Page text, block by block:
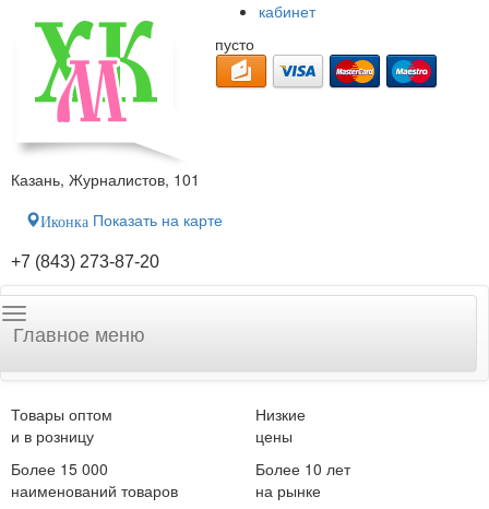
кабинет
пусто
Казань, Журналистов, 101
Иконка Показать на карте
+7 (843) 273-87-20
Главное меню
Товары оптом
и в розницу
Низкие
цены
Более 15 000
наименований товаров
Более 10 лет
на рынке